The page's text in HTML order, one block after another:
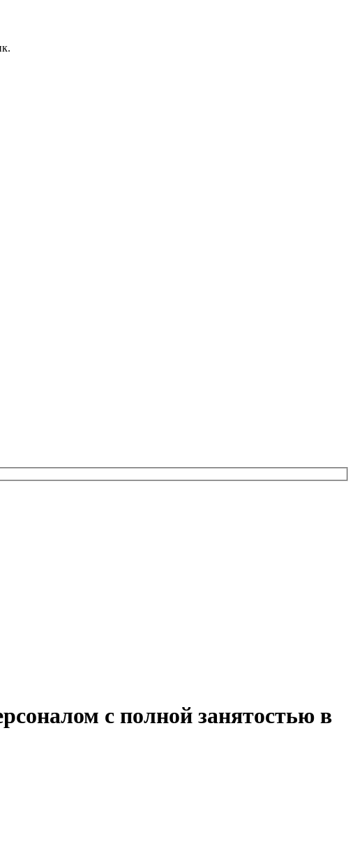
с полной занятостью в